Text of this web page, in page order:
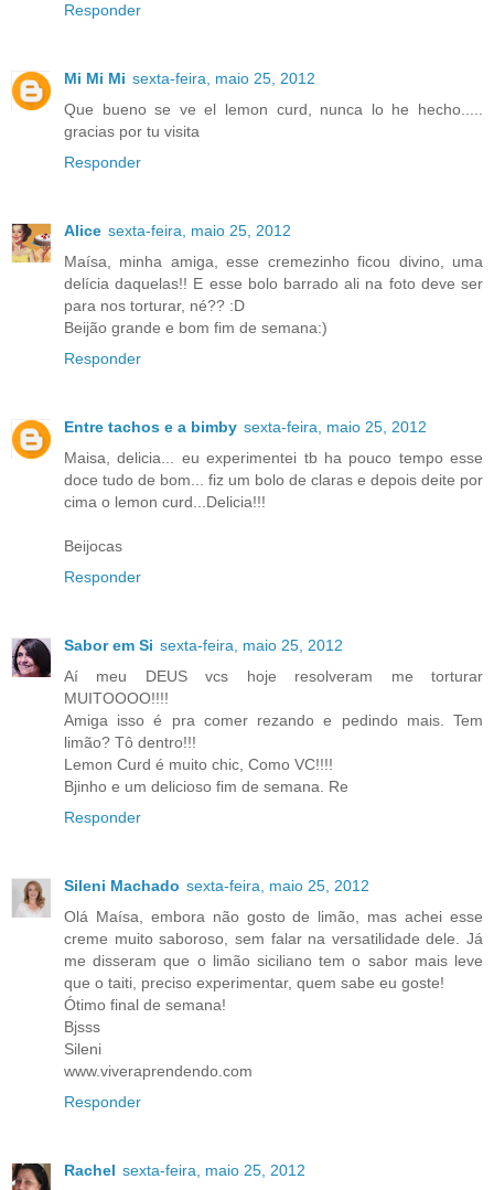
Responder
Mi Mi Mi sexta-feira, maio 25, 2012
Que bueno se ve el lemon curd, nunca lo he hecho.....
gracias por tu visita
Responder
Alice sexta-feira, maio 25, 2012
Maísa, minha amiga, esse cremezinho ficou divino, uma
delícia daquelas!! E esse bolo barrado ali na foto deve ser
para nos torturar, né?? :D
Beijão grande e bom fim de semana:)
Responder
Entre tachos e a bimby sexta-feira, maio 25, 2012
Maisa, delicia... eu experimentei tb ha pouco tempo esse
doce tudo de bom... fiz um bolo de claras e depois deite por
cima o lemon curd...Delicia!!!
Beijocas
Responder
Sabor em Si sexta-feira, maio 25, 2012
Aí meu DEUS vcs hoje resolveram me torturar
MUITOOOO!!!!
Amiga isso é pra comer rezando e pedindo mais. Tem
limão? Tô dentro!!!
Lemon Curd é muito chic, Como VC!!!!
Bjinho e um delicioso fim de semana. Re
Responder
Sileni Machado sexta-feira, maio 25, 2012
Olá Maísa, embora não gosto de limão, mas achei esse
creme muito saboroso, sem falar na versatilidade dele. Já
me disseram que o limão siciliano tem o sabor mais leve
que o taiti, preciso experimentar, quem sabe eu goste!
Ótimo final de semana!
Bjsss
Sileni
www.viveraprendendo.com
Responder
Rachel sexta-feira, maio 25, 2012